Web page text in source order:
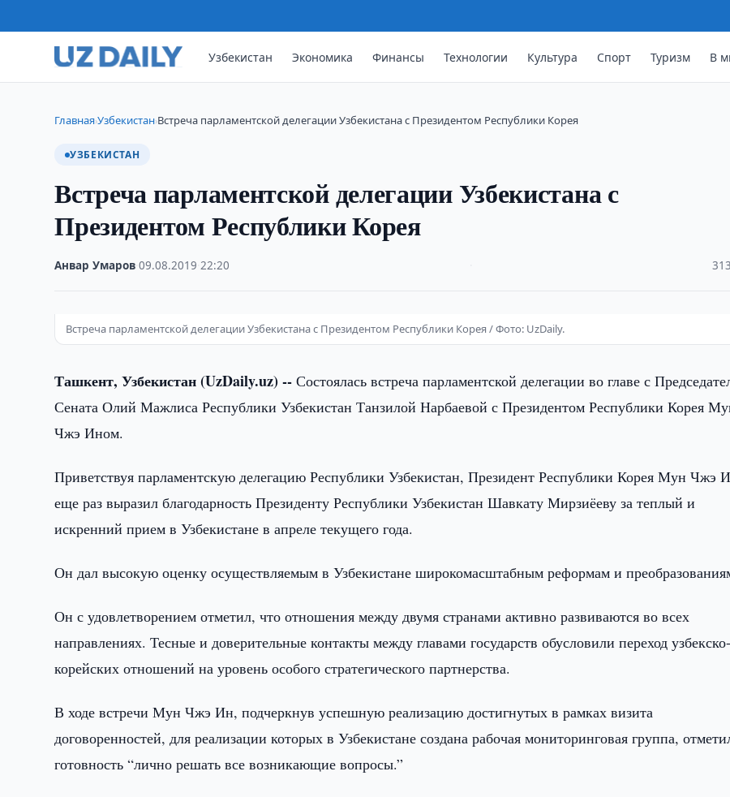
Узбекистан Экономика Финансы Технологии Культура Спорт Туризм В
Главная›Узбекистан›Встреча парламентской делегации Узбекистана с Президентом Республики Корея
УЗБЕКИСТАН
Встреча парламентской делегации Узбекистана с
Президентом Республики Корея
Анвар Умаров ·09.08.2019 ·22:20
Встреча парламентской делегации Узбекистана с Президентом Республики Корея / Фото: UzDaily.
Ташкент, Узбекистан (UzDaily.uz) --Состоялась встреча парламентской делегации во главе с
Сената Олий Мажлиса Республики Узбекистан Танзилой Нарбаевой с Президентом Республики Корея
Чжэ Ином.
Приветствуя парламентскую делегацию Республики Узбекистан, Президент Республики Корея Мун Чжэ
еще раз выразил благодарность Президенту Республики Узбекистан Шавкату Мирзиёеву за теплый и
искренний прием в Узбекистане в апреле текущего года.
Он дал высокую оценку осуществляемым в Узбекистане широкомасштабным реформам и
Он с удовлетворением отметил, что отношения между двумя странами активно развиваются во всех
направлениях. Тесные и доверительные контакты между главами государств обусловили переход узбекско-
корейских отношений на уровень особого стратегического партнерства.
В ходе встречи Мун Чжэ Ин, подчеркнув успешную реализацию достигнутых в рамках визита
договоренностей, для реализации которых в Узбекистане создана рабочая мониторинговая группа,
готовность “лично решать все возникающие вопросы.”